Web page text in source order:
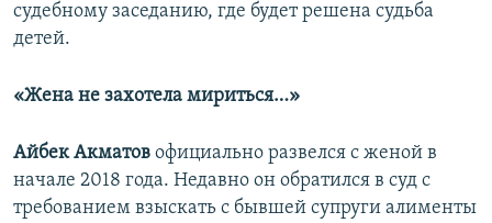
судебному заседанию, где будет решена судьба
детей.
«Жена не захотела мириться…»
Айбек Акматов официально развелся с женой в
начале 2018 года. Недавно он обратился в суд с
требованием взыскать с бывшей супруги алименты